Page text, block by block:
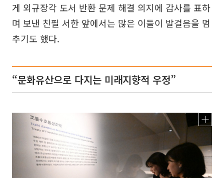
게 외규장각 도서 반환 문제 해결 의지에 감사를 표하
며 보낸 친필 서한 앞에서는 많은 이들이 발걸음을 멈
추기도 했다.
“문화유산으로 다지는 미래지향적 우정”